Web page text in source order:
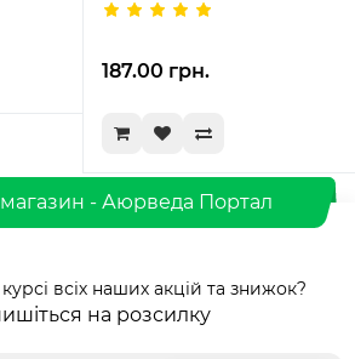
підозрювати, що у неї геморой.
для проходження випорожнень.
відвідування туалету його
У важких випадках його
назад, і він залишається
червона ректальна кровотеча під
кишківника.
кал.
187.00 грн.
- Аюрведа Портал
всіх наших акцій та знижок?
на розсилку